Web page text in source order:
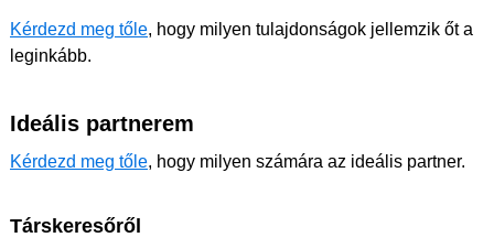
Kérdezd meg tőle, hogy milyen tulajdonságok jellemzik őt a
leginkább.
Ideális partnerem
Kérdezd meg tőle, hogy milyen számára az ideális partner.
Társkeresőről